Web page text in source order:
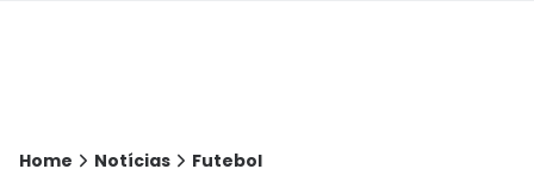
Home Notícias Futebol